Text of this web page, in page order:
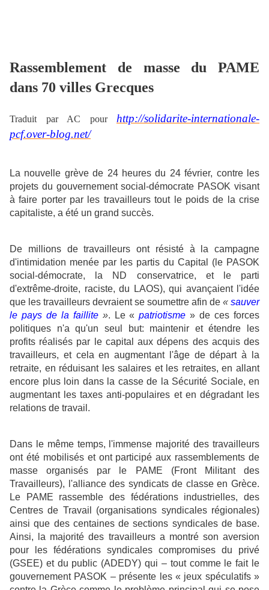
Rassemblement de masse du PAME
dans 70 villes Grecques
Traduit par AC pour
http://solidarite-internationale-
pcf.over-blog.net/
La nouvelle grève de 24 heures du 24 février, contre les
projets du gouvernement social-démocrate PASOK visant
à faire porter par les travailleurs tout le poids de la crise
capitaliste, a été un grand succès.
De millions de travailleurs ont résisté à la campagne
d'intimidation menée par les partis du Capital (le PASOK
social-démocrate, la ND conservatrice, et le parti
d'extrême-droite, raciste, du LAOS), qui avançaient l'idée
que les travailleurs devraient se soumettre afin de « sauver
le pays de la faillite ». Le «patriotisme » de ces forces
politiques n'a qu'un seul but: maintenir et étendre les
profits réalisés par le capital aux dépens des acquis des
travailleurs, et cela en augmentant l'âge de départ à la
retraite, en réduisant les salaires et les retraites, en allant
encore plus loin dans la casse de la Sécurité Sociale, en
augmentant les taxes anti-populaires et en dégradant les
relations de travail.
Dans le même temps, l'immense majorité des travailleurs
ont été mobilisés et ont participé aux rassemblements de
masse organisés par le PAME (Front Militant des
Travailleurs), l'alliance des syndicats de classe en Grèce.
Le PAME rassemble des fédérations industrielles, des
Centres de Travail (organisations syndicales régionales)
ainsi que des centaines de sections syndicales de base.
Ainsi, la majorité des travailleurs a montré son aversion
pour les fédérations syndicales compromises du privé
(GSEE) et du public (ADEDY) qui – tout comme le fait le
gouvernement PASOK – présente les « jeux spéculatifs »